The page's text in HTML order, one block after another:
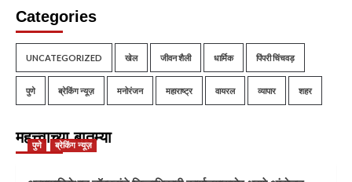
Categories
UNCATEGORIZED खेल जीवन शैली धार्मिक पिंपरी चिंचवड़
पुणे ब्रेकिंग न्यूज़ मनोरंजन महाराष्ट्र वायरल व्यापार शहर
महत्त्वाच्या बातम्या
पुणे ब्रेकिंग न्यूज़